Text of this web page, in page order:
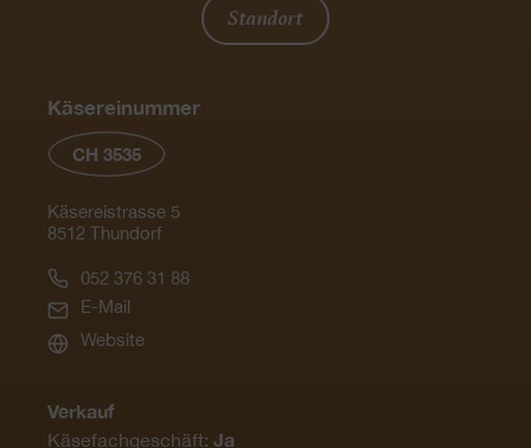
Standort
Käsereinummer
CH 3535
Käsereistrasse 5
8512 Thundorf
052 376 31 88
E-Mail
Website
Verkauf
Käsefachgeschäft: Ja